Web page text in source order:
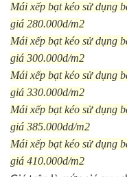
Mái xếp bạt kéo sử dụng
giá 280.000d/m2
Mái xếp bạt kéo sử dụng
giá 300.000d/m2
Mái xếp bạt kéo sử dụng
giá 330.000d/m2
Mái xếp bạt kéo sử dụng
giá 385.000dd/m2
Mái xếp bạt kéo sử dụng
giá 410.000d/m2